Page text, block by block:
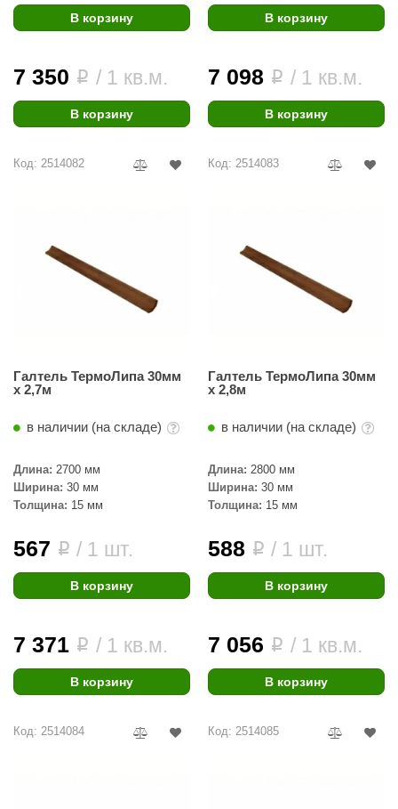
В корзину
7 350 i / 1 кв.м.
В корзину
В корзину
7 098 i / 1 кв.м.
В корзину
Код: 2514082
Галтель ТермоЛипа 30мм
х 2,7м
в наличии (на складе)
Длина: 2700 мм
Ширина: 30 мм
Толщина: 15 мм
567 i / 1 шт.
В корзину
7 371 i / 1 кв.м.
В корзину
Код: 2514083
Галтель ТермоЛипа 30мм
х 2,8м
в наличии (на складе)
Длина: 2800 мм
Ширина: 30 мм
Толщина: 15 мм
588 i / 1 шт.
В корзину
7 056 i / 1 кв.м.
В корзину
Код: 2514084 Код: 2514085